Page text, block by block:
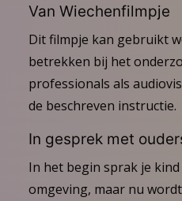
Van Wiechenfilmpje
Dit filmpje kan gebruikt
betrekken bij het
professionals als
de beschreven instructie.
In gesprek met
In het begin sprak je
omgeving, maar nu